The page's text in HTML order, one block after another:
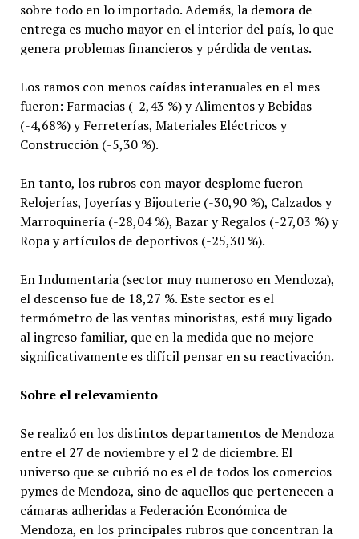
sobre todo en lo importado. Además, la demora de
entrega es mucho mayor en el interior del país, lo que
genera problemas financieros y pérdida de ventas.
Los ramos con menos caídas interanuales en el mes
fueron: Farmacias (-2,43 %) y Alimentos y Bebidas
(-4,68%) y Ferreterías, Materiales Eléctricos y
Construcción (-5,30 %).
En tanto, los rubros con mayor desplome fueron
Relojerías, Joyerías y Bijouterie (-30,90 %), Calzados y
Marroquinería (-28,04 %), Bazar y Regalos (-27,03 %) y
Ropa y artículos de deportivos (-25,30 %).
En Indumentaria (sector muy numeroso en Mendoza),
el descenso fue de 18,27 %. Este sector es el
termómetro de las ventas minoristas, está muy ligado
al ingreso familiar, que en la medida que no mejore
significativamente es difícil pensar en su reactivación.
Sobre el relevamiento
Se realizó en los distintos departamentos de Mendoza
entre el 27 de noviembre y el 2 de diciembre. El
universo que se cubrió no es el de todos los comercios
pymes de Mendoza, sino de aquellos que pertenecen a
cámaras adheridas a Federación Económica de
Mendoza, en los principales rubros que concentran la